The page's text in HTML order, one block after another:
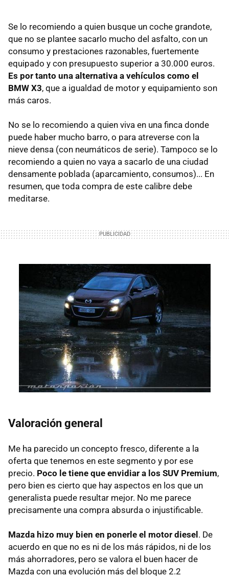
Se lo recomiendo a quien busque un coche grandote,
que no se plantee sacarlo mucho del asfalto, con un
consumo y prestaciones razonables, fuertemente
equipado y con presupuesto superior a 30.000 euros.
Es por tanto una alternativa a vehículos como el
BMW X3, que a igualdad de motor y equipamiento son
más caros.
No se lo recomiendo a quien viva en una finca donde
puede haber mucho barro, o para atreverse con la
nieve densa (con neumáticos de serie). Tampoco se lo
recomiendo a quien no vaya a sacarlo de una ciudad
densamente poblada (aparcamiento, consumos)... En
resumen, que toda compra de este calibre debe
meditarse.
Valoración general
Me ha parecido un concepto fresco, diferente a la
oferta que tenemos en este segmento y por ese
precio. Poco le tiene que envidiar a los SUV Premium,
pero bien es cierto que hay aspectos en los que un
generalista puede resultar mejor. No me parece
precisamente una compra absurda o injustificable.
Mazda hizo muy bien en ponerle el motor diesel . De
acuerdo en que no es ni de los más rápidos, ni de los
más ahorradores, pero se valora el buen hacer de
Mazda con una evolución más del bloque 2.2